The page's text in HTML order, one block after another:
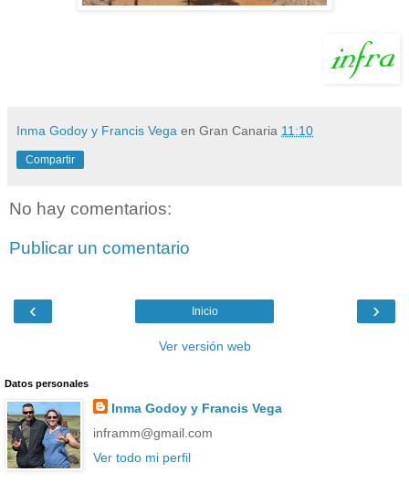
Inma Godoy y Francis Vega en Gran Canaria 11:10
Compartir
No hay comentarios:
Publicar un comentario
‹ ›
Inicio
Ver versión web
Datos personales
Inma Godoy y Francis Vega
inframm@gmail.com
Ver todo mi perfil